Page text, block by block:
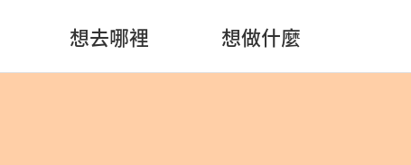
想去哪裡 想做什麼